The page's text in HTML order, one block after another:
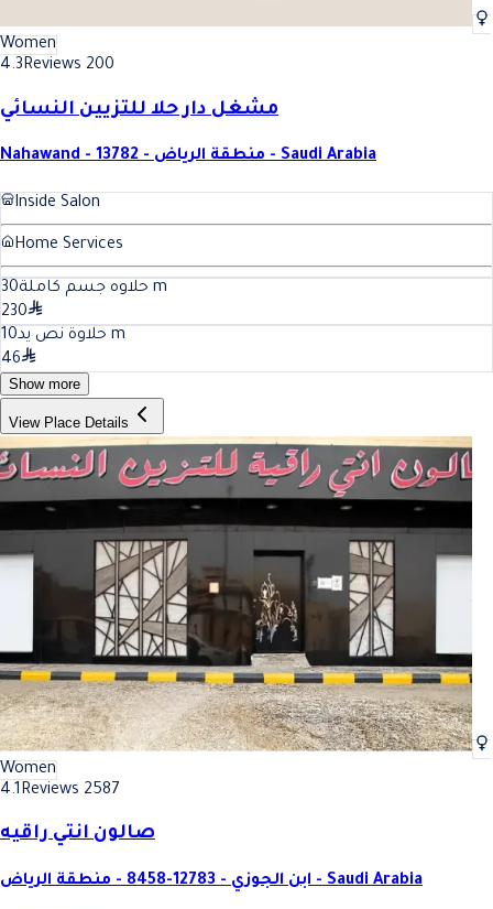
Women
4.3Reviews 200
مشغل دار حلا للتزيين النسائي
Nahawand - 13782 - منطقة الرياض - Saudi Arabia
Inside Salon
Home Services
حلاوه جسم كاملة30
m
230
حلاوة نص يد10
m
46
Show more
View Place Details
Women
4.1Reviews 2587
صالون انتي راقيه
ابن الجوزي - 12783-8458 - منطقة الرياض - Saudi Arabia